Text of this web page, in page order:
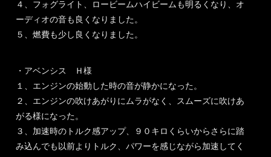
４、フォグライト、ロービームハイビームも明るくなり、オ
ーディオの音も良くなりました。
５、燃費も少し良くなりました。
・アベンシス Ｈ様
１、エンジンの始動した時の音が静かになった。
２、エンジンの吹けあがりにムラがなく、スムーズに吹けあ
がる様になった。
３、加速時のトルク感アップ、９０キロくらいからさらに踏
み込んでも以前よりトルク、パワーを感じながら加速してく